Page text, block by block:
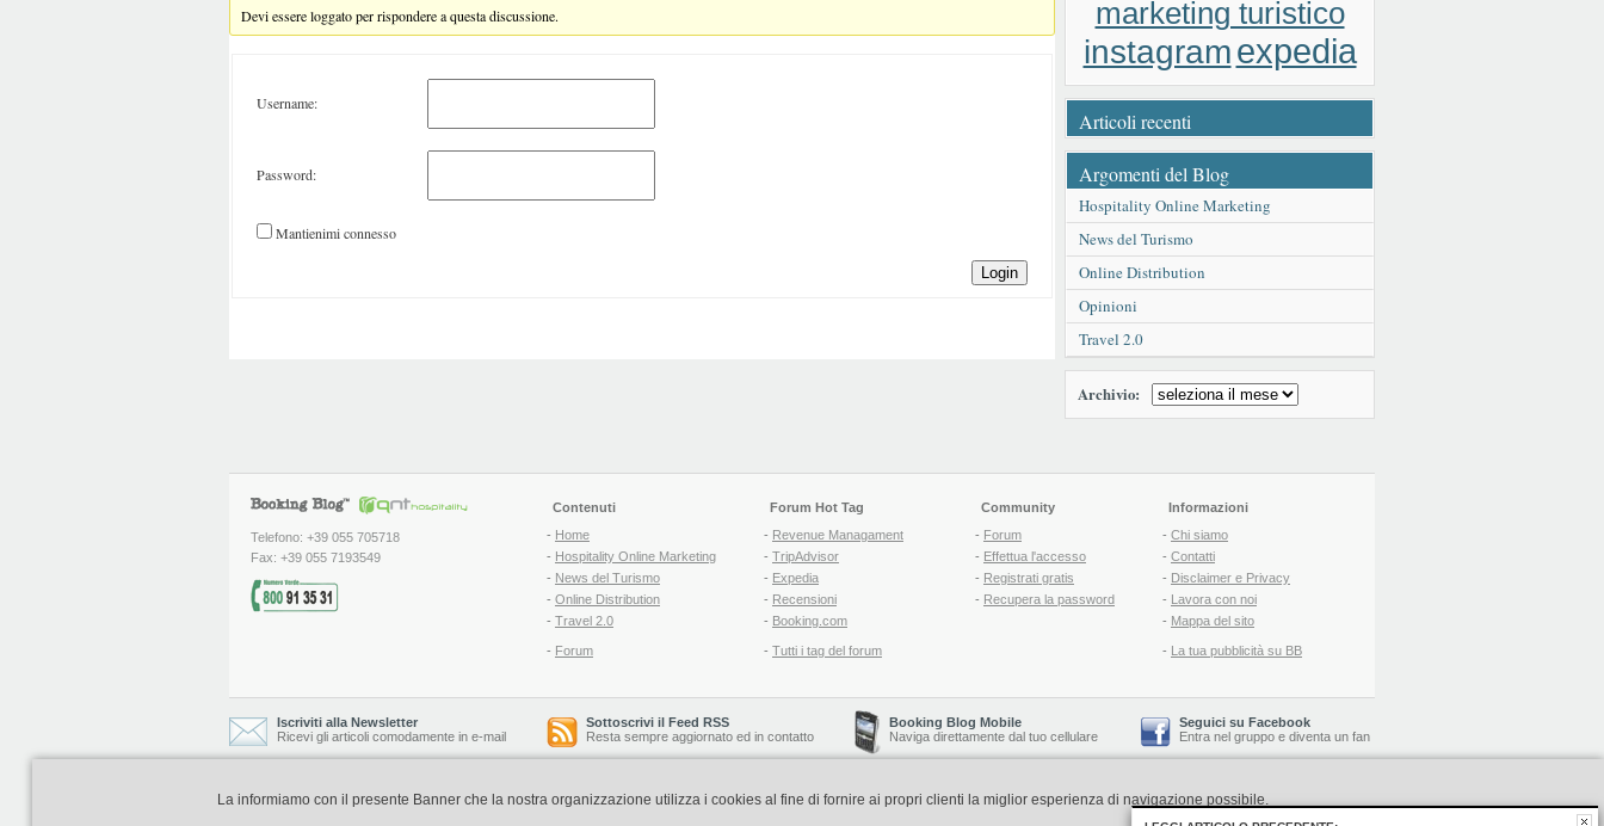
Devi essere loggato per rispondere a questa discussione.
Username:
Password:
Mantienimi connesso
Login
marketing turistico
instagramexpedia
Articoli recenti
Argomenti del Blog
Hospitality Online Marketing
News del Turismo
Online Distribution
Opinioni
Travel 2.0
Archivio:
Telefono: +39 055 705718
Fax: +39 055 7193549
Contenuti
- Home
- Hospitality Online Marketing
- News del Turismo
- Online Distribution
- Travel 2.0
- Forum
Forum Hot Tag
- Revenue Managament
- TripAdvisor
- Expedia
- Recensioni
- Booking.com
- Tutti i tag del forum
Community
- Forum
- Effettua l'accesso
- Registrati gratis
- Recupera la password
Informazioni
- Chi siamo
- Contatti
- Disclaimer e Privacy
- Lavora con noi
- Mappa del sito
- La tua pubblicità su BB
Iscriviti alla Newsletter
Ricevi gli articoli comodamente in e-mail
Sottoscrivi il Feed RSS
Resta sempre aggiornato ed in contatto
Booking Blog Mobile
Naviga direttamente dal tuo cellulare
Seguici su Facebook
Entra nel gruppo e diventa un fan
Booking Blog è realizzato e curato da Copyright © 2006-2026 QNT S.r.l. Socio Unico -www.qnt.it-Booking Blog™ -Il blog del Web Marketing Turistico
La informiamo con il presente Banner che la nostra organizzazione utilizza i cookies al fine di fornire ai propri clienti la miglior esperienza di navigazione possibile.